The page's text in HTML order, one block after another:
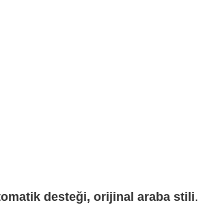
desteği, orijinal araba stili.